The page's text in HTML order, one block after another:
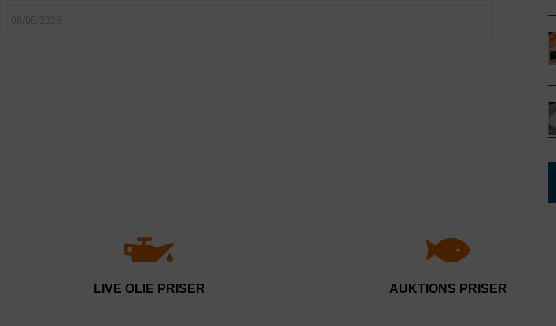
08/08/2026
LIVE OLIE PRISER AUKTIONS PRISER